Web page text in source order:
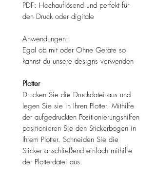
PDF: Hochauflösend und perfekt für
den Druck oder digitale
Anwendungen:
Egal ob mit oder Ohne Geräte so
kannst du unsere designs verwenden
Plotter
Drucken Sie die Druckdatei aus und
legen Sie sie in Ihren Plotter. Mithilfe
der aufgedruckten Positionierungshilfen
positionieren Sie den Stickerbogen in
Ihrem Plotter. Schneiden Sie die
Sticker anschließend einfach mithilfe
der Plotterdatei aus.